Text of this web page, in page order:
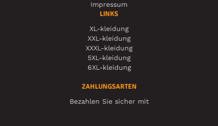
Impressum
LINKS
XL-kleidung
XXL-kleidung
XXXL-kleidung
5XL-kleidung
6XL-kleidung
ZAHLUNGSARTEN
Bezahlen Sie sicher mit